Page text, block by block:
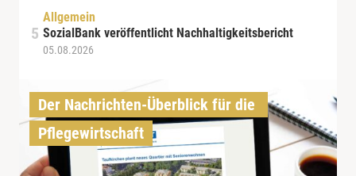
Allgemein
SozialBank veröffentlicht Nachhaltigkeitsbericht
05.08.2026
Der Nachrichten-Überblick für die
Pflegewirtschaft